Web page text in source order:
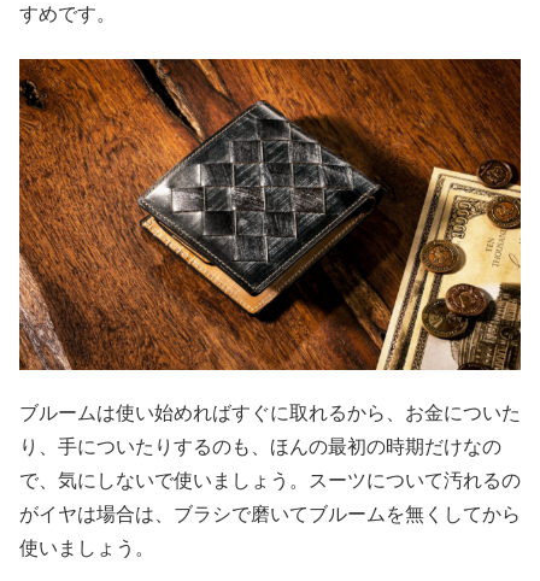
すめです。
ブルームは使い始めればすぐに取れるから、お金についた
り、手についたりするのも、ほんの最初の時期だけなの
で、気にしないで使いましょう。スーツについて汚れるの
がイヤは場合は、ブラシで磨いてブルームを無くしてから
使いましょう。